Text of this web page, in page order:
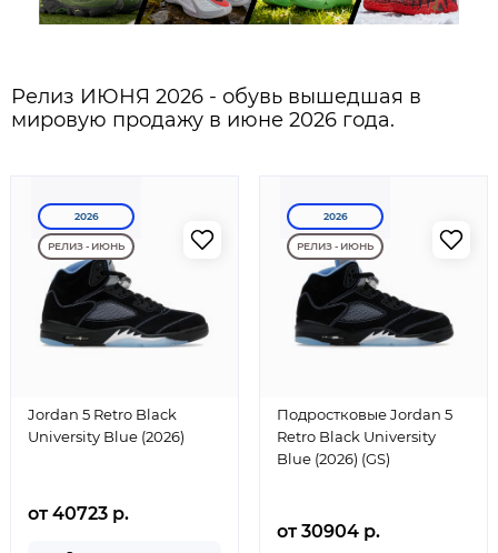
Релиз ИЮНЯ 2026 - обувь вышедшая в
мировую продажу в июне 2026 года.
2026
РЕЛИЗ - ИЮНЬ
Jordan 5 Retro Black
University Blue (2026)
от 40723 р.
2026
РЕЛИЗ - ИЮНЬ
Подростковые Jordan 5
Retro Black University
Blue (2026) (GS)
от 30904 р.